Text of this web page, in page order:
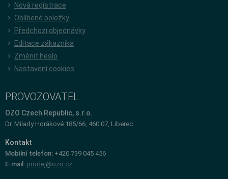
Nová registrace
Oblíbené položky
Předchozí objednávky
Editace zákazníka
Změnit heslo
Nastavení cookies
PROVOZOVATEL
OZO Czech Republic, s.r.o.
Dr. Milady Horákové 185/66, 460 07, Liberec
Kontakt
Mobilní telefon: +420 739 045 456
E-mail: prodej@ozo.cz